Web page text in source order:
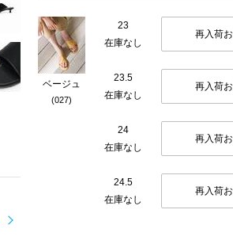
ベージュ
(027)
23
在庫なし
再入荷
23.5
在庫なし
再入荷
24
在庫なし
再入荷
24.5
在庫なし
再入荷